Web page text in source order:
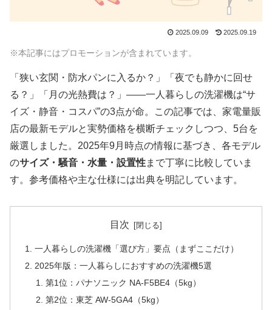
2025.09.09 2025.09.19
※本記事にはプロモーションが含まれています。
「狭い玄関・防水パンに入るか？」「夜でも静かに回せ
る？」「月の光熱費は？」——一人暮らしの洗濯機は“サ
イズ・静音・コスパ”の3点が命。この記事では、家電量販
店の最新モデルと実勢価格を横断チェックしつつ、5台を
厳選しました。2025年9月時点の情報に基づき、各モデル
のサイズ・騒音・水量・設置性まで丁寧に比較していま
す。参考価格や主な仕様には出典を明記しています。
目次
一人暮らしの洗濯機「選び方」要点（まずここだけ）
2025年版：一人暮らしにおすすめの洗濯機5選
第1位：パナソニック NA-F5BE4（5kg）
第2位：東芝 AW-5GA4（5kg）